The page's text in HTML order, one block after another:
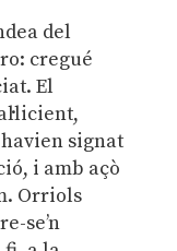
del
cregué
El
signat
i amb açò
Orriols
se’n